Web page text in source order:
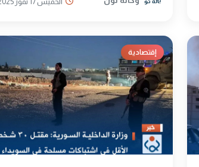
إقتصادية